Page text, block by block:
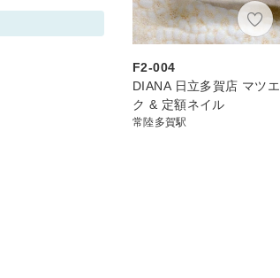
F2-004
DIANA 日立多賀店 マツエ
ク & 定額ネイル
常陸多賀駅